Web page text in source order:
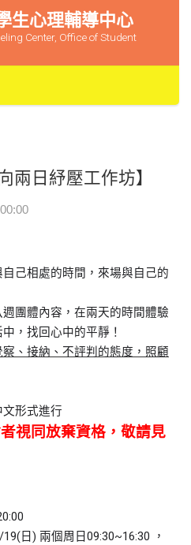
生心理輔導中心
Center, Office of Student
兩日紓壓工作坊】
己相處的時間，來場與自己的
團體內容，在兩天的時間體驗
，找回心中的平靜！
、接納、不評判的態度，照顧
形式進行
視同放棄資格，敬請見
19(日 ) 兩個周日 09:30~16:30 ，